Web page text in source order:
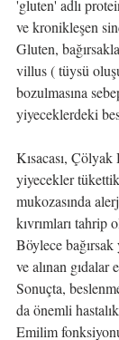
'gluten' adlı
ve kronikleşen
Gluten,
villus ( tüysü
bozulmasına
yiyeceklerdeki
Kısacası,
yiyecekler
mukozasında
kıvrımları tahrip
Böylece
ve alınan gıdalar
Sonuçta,
da önemli
Emilim